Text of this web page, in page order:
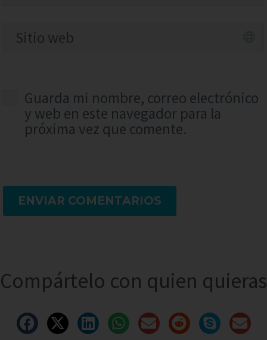
Guarda mi nombre, correo electrónico
y web en este navegador para la
próxima vez que comente.
ENVIAR COMENTARIOS
Compártelo con quien quieras